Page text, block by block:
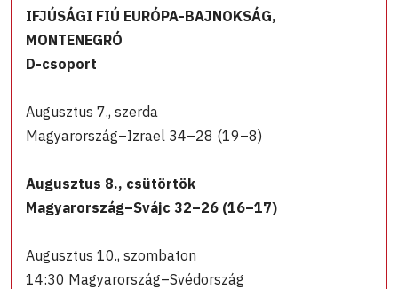
IFJÚSÁGI FIÚ EURÓPA-BAJNOKSÁG,
MONTENEGRÓ
D-csoport
Augusztus 7., szerda
Magyarország–Izrael 34–28 (19–8)
Augusztus 8., csütörtök
Magyarország–Svájc 32–26 (16–17)
Augusztus 10., szombaton
14:30 Magyarország–Svédország